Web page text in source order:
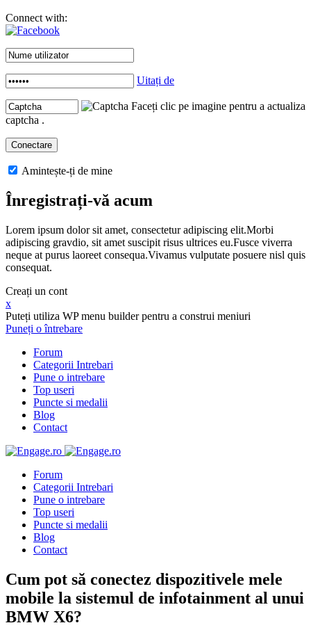
Connect with:
Uitați de
Faceți clic pe imagine pentru a actualiza
captcha .
Amintește-ți de mine
Înregistrați-vă acum
Lorem ipsum dolor sit amet, consectetur adipiscing elit.Morbi
adipiscing gravdio, sit amet suscipit risus ultrices eu.Fusce viverra
neque at purus laoreet consequa.Vivamus vulputate posuere nisl quis
consequat.
Creați un cont
x
Puteți utiliza WP menu builder pentru a construi meniuri
Puneți o întrebare
Forum
Categorii Intrebari
Pune o intrebare
Top useri
Puncte si medalii
Blog
Contact
Forum
Categorii Intrebari
Pune o intrebare
Top useri
Puncte si medalii
Blog
Contact
Cum pot să conectez dispozitivele mele
mobile la sistemul de infotainment al unui
BMW X6?